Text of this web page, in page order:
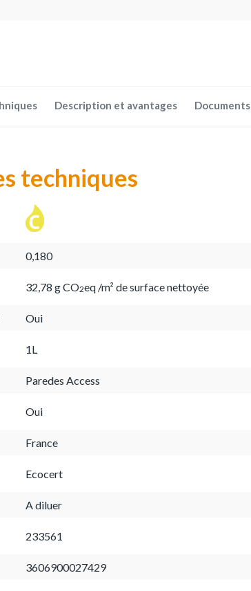
Description et avantages Documents
techniques
0,180
32,78 g CO2eq /m² de surface nettoyée
Oui
1L
Paredes Access
Oui
France
Ecocert
A diluer
233561
3606900027429